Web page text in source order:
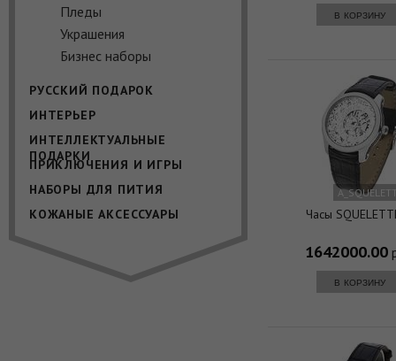
Пледы
Украшения
Бизнес наборы
РУССКИЙ ПОДАРОК
ИНТЕРЬЕР
ИНТЕЛЛЕКТУАЛЬНЫЕ
ПОДАРКИ
ПРИКЛЮЧЕНИЯ И ИГРЫ
НАБОРЫ ДЛЯ ПИТИЯ
КОЖАНЫЕ АКСЕССУАРЫ
в корзину
Часы
1642000.00
в корзину